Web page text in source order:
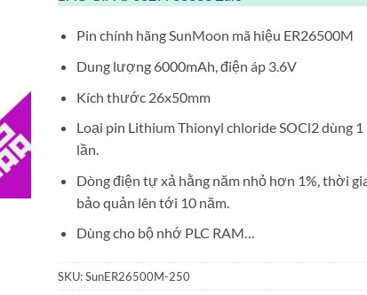
Pin chính hãng SunMoon mã hiệu ER26500M
Dung lượng 6000mAh, điện áp 3.6V
Kích thước 26x50mm
Loại pin Lithium Thionyl chloride SOCl2 dùng 1
lần.
Dòng điện tự xả hằng năm nhỏ hơn 1%, thời
bảo quản lên tới 10 năm.
Dùng cho bộ nhớ PLC RAM…
SKU:SunER26500M-250